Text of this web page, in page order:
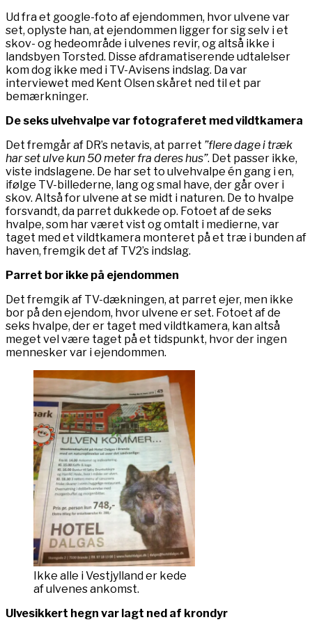
Ud fra et google-foto af ejendommen, hvor ulvene var
set, oplyste han, at ejendommen ligger for sig selv i et
skov- og hedeområde i ulvenes revir, og altså ikke i
landsbyen Torsted. Disse afdramatiserende udtalelser
kom dog ikke med i TV-Avisens indslag. Da var
interviewet med Kent Olsen skåret ned til et par
bemærkninger.
De seks ulvehvalpe var fotograferet med vildtkamera
Det fremgår af DR’s netavis, at parret ”flere dage i træk
har set ulve kun 50 meter fra deres hus”. Det passer ikke,
viste indslagene. De har set to ulvehvalpe én gang i en,
ifølge TV-billederne, lang og smal have, der går over i
skov. Altså for ulvene at se midt i naturen. De to hvalpe
forsvandt, da parret dukkede op. Fotoet af de seks
hvalpe, som har været vist og omtalt i medierne, var
taget med et vildtkamera monteret på et træ i bunden af
haven, fremgik det af TV2’s indslag.
Parret bor ikke på ejendommen
Det fremgik af TV-dækningen, at parret ejer, men ikke
bor på den ejendom, hvor ulvene er set. Fotoet af de
seks hvalpe, der er taget med vildtkamera, kan altså
meget vel være taget på et tidspunkt, hvor der ingen
mennesker var i ejendommen.
Ikke alle i Vestjylland er kede
af ulvenes ankomst.
Ulvesikkert hegn var lagt ned af krondyr